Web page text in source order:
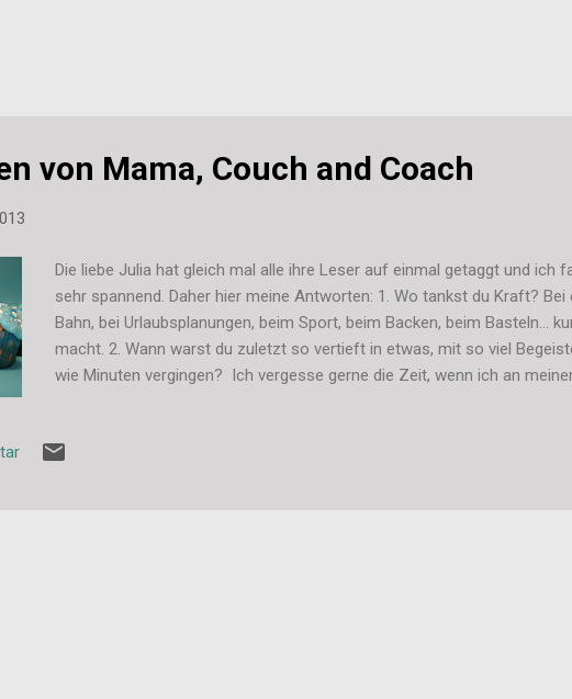
von Mama, Couch and Coach
Die liebe Julia hat gleich mal alle ihre Leser auf einmal getaggt und ich
sehr spannend. Daher hier meine Antworten: 1. Wo tankst du Kraft?
Bahn, bei Urlaubsplanungen, beim Sport, beim Backen, beim Basteln...
macht. 2. Wann warst du zuletzt so vertieft in etwas, mit so viel
wie Minuten vergingen? Ich vergesse gerne die Zeit, wenn ich an
in welcher Hinsicht gar nicht? * immer zu Hause * eher inaktiv * ohne